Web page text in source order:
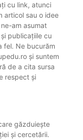
cu link, atunci
articol sau o idee
am asumat
publicațiile cu
fel. Ne bucurăm
și suntem
de a cita sursa
respect și
găzduiește
și cercetării.